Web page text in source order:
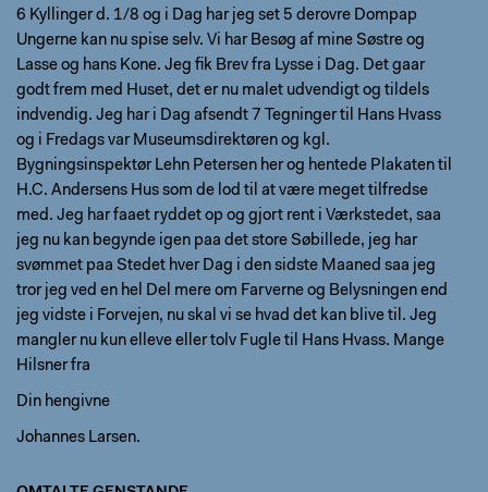
6 Kyllinger d. 1/8 og i Dag har jeg set 5 derovre Dompap
Ungerne kan nu spise selv. Vi har Besøg af mine Søstre og
Lasse og hans Kone. Jeg fik Brev fra Lysse i Dag. Det gaar
godt frem med Huset, det er nu malet udvendigt og tildels
indvendig. Jeg har i Dag afsendt 7 Tegninger til Hans Hvass
og i Fredags var Museumsdirektøren og kgl.
Bygningsinspektør Lehn Petersen her og hentede Plakaten til
H.C. Andersens Hus som de lod til at være meget tilfredse
med. Jeg har faaet ryddet op og gjort rent i Værkstedet, saa
jeg nu kan begynde igen paa det store Søbillede, jeg har
svømmet paa Stedet hver Dag i den sidste Maaned saa jeg
tror jeg ved en hel Del mere om Farverne og Belysningen end
jeg vidste i Forvejen, nu skal vi se hvad det kan blive til. Jeg
mangler nu kun elleve eller tolv Fugle til Hans Hvass. Mange
Hilsner fra
Din hengivne
Johannes Larsen.